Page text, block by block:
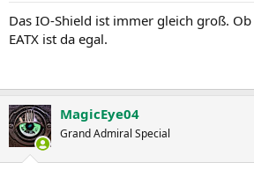
Das IO-Shield ist immer gleich groß. Ob
EATX ist da egal.
MagicEye04
Grand Admiral Special